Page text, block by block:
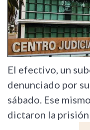
El efectivo, un
denunciado por
sábado. Ese
dictaron la